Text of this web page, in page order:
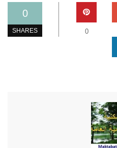
0
SHARES 0